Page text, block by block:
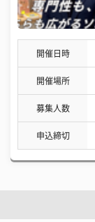
開催日時
開催場所
募集人数
申込締切